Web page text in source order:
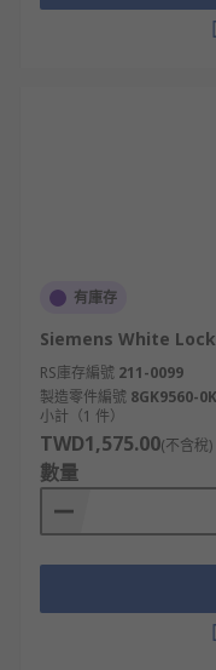
有庫存
Siemens White
RS庫存編號 211-0099
製造零件編號 8GK9560-
小計（1 件）
TWD1,575.00(不含稅)
數量